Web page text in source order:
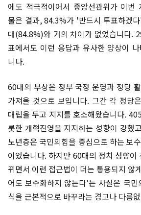
에도 적극적이어서 중앙선관위가 이번
물은 결과, 84.3%가 '반드시 투표하겠
대(84.8%)와 거의 차이가 없었습니다.
표에서도 이런 응답과 유사한 양상이
니다.
60대의 부상은 정부 국정 운영과 정당
가져올 것으로 보입니다. 그간 각 정당
대립을 두고 지지를 호소해왔습니다.
롯한 개혁진영을 지지하는 성향이 강했
노년층은 국민의힘을 중심으로 하는 보
이었습니다. 하지만 60대의 정치 성향이
뀌면서 이런 접근법이 더는 통용되지 않
어도 보수화하지 않는다'는 사실은 국민
식을 근본적으로 바꾸라는 경고나 다름